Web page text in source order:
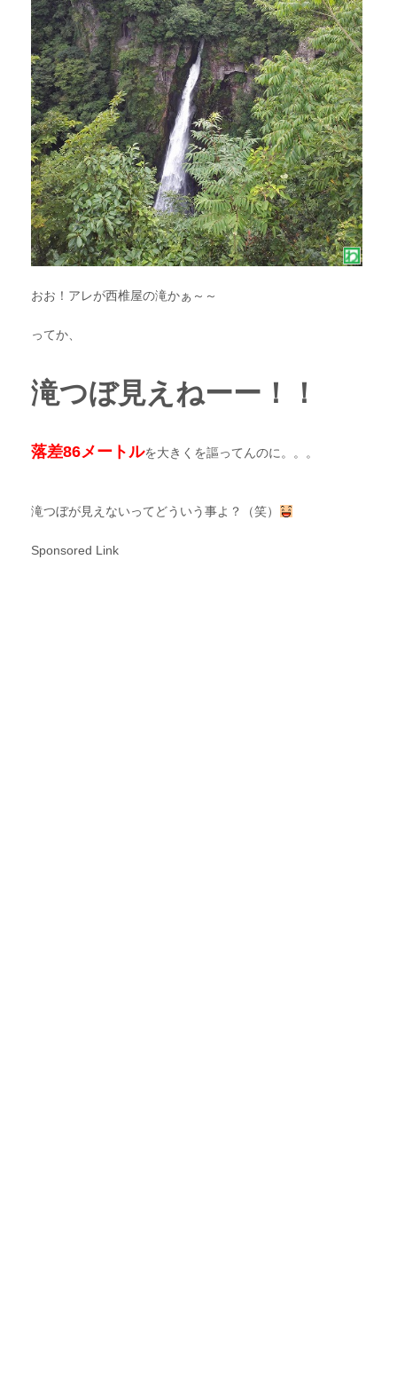
おお！アレが西椎屋の滝かぁ～～
ってか、
滝つぼ見えねーー！！
落差86メートルを大きくを謳ってんのに。。。
滝つぼが見えないってどういう事よ？（笑）
Sponsored Link